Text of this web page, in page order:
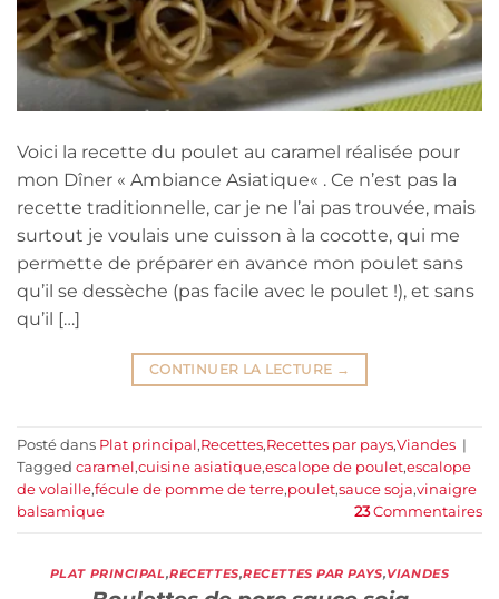
Voici la recette du poulet au caramel réalisée pour
mon Dîner « Ambiance Asiatique« . Ce n’est pas la
recette traditionnelle, car je ne l’ai pas trouvée, mais
surtout je voulais une cuisson à la cocotte, qui me
permette de préparer en avance mon poulet sans
qu’il se dessèche (pas facile avec le poulet !), et sans
qu’il […]
CONTINUER LA LECTURE →
Posté dans Plat principal ,Recettes,Recettes par pays,Viandes |
Tagged caramel ,cuisine asiatique,escalope de poulet,escalope
de volaille,fécule de pomme de terre,poulet,sauce soja,vinaigre
balsamique
23Commentaires
PLAT PRINCIPAL,RECETTES,RECETTES PAR PAYS,VIANDES